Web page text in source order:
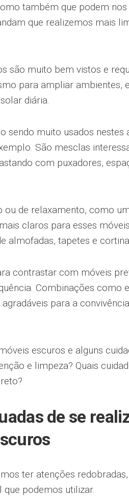
também que podem nos
que realizemos mais
são muito bem vistos e
para ampliar ambientes,
diária.
sendo muito usados nestes
São mesclas
com puxadores,
de relaxamento, como
claros para esses
almofadas, tapetes e
contrastar com móveis
Combinações como
para a
escuros e alguns
e limpeza? Quais
de se
ter atenções
podemos utilizar.